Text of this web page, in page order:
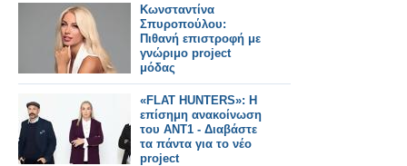
Κωνσταντίνα
Σπυροπούλου:
Πιθανή επιστροφή με
γνώριμο project
μόδας
«FLAT HUNTERS»: Η
επίσημη ανακοίνωση
του ΑΝΤ1 - Διαβάστε
τα πάντα για το νέο
project